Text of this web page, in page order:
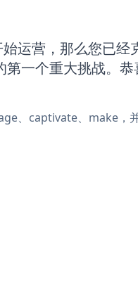
运营，那么您已经
一个重大挑战。恭
、captivate、make，